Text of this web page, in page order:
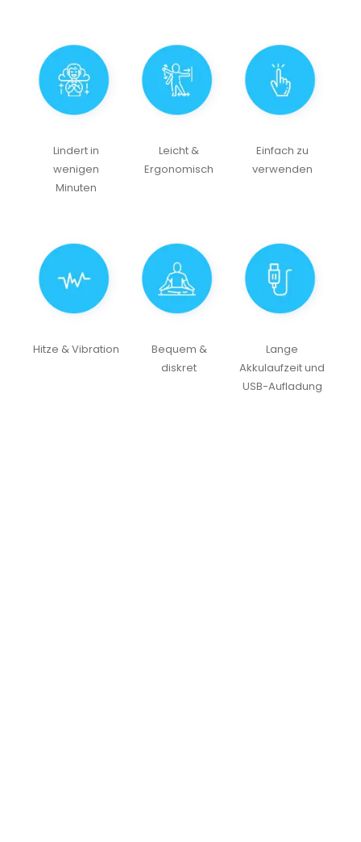
Lindert in
wenigen
Minuten
Leicht &
Ergonomisch
Einfach zu
verwenden
Hitze & Vibration
Bequem &
diskret
Lange
Akkulaufzeit und
USB-Aufladung